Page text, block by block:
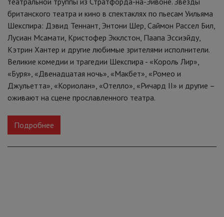
британского театра и кино в спектаклях по пьесам Уильяма
Шекспира: Дэвид Теннант, Энтони Шер, Саймон Рассел Бил,
Лусиан Мсамати, Кристофер Экклстон, Паапа Эссиэйду,
Кэтрин Хантер и другие любимые зрителями исполнители.
Великие комедии и трагедии Шекспира - «Король Лир»,
«Буря», «Двенадцатая ночь», «Макбет», «Ромео и
Джульетта», «Кориолан», «Отелло», «Ричард II» и другие –
оживают на сцене прославленного театра.
Подробнее